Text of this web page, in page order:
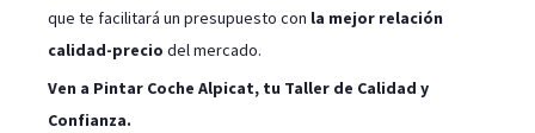
que te facilitará un presupuesto con la mejor relación
calidad-precio del mercado.
Ven a Pintar Coche Alpicat, tu Taller de Calidad y
Confianza.